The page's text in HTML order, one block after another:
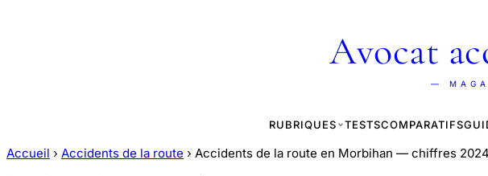
Avocat
—
RUBRIQUES TESTSCOMPARATIFS
Accueil › Accidents de la route › Accidents de la route en Morbihan — chiffres 2024